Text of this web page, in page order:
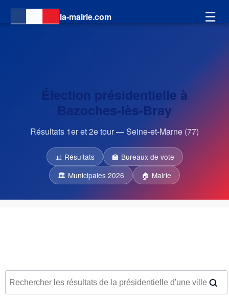
la-mairie.com ☰
Élection présidentielle à
Bazoches-lès-Bray
Résultats 1er et 2e tour — Seine-et-Marne (77)
📊 Résultats
🏫 Bureaux de vote
🏛 Municipales 2026
🏠 Mairie